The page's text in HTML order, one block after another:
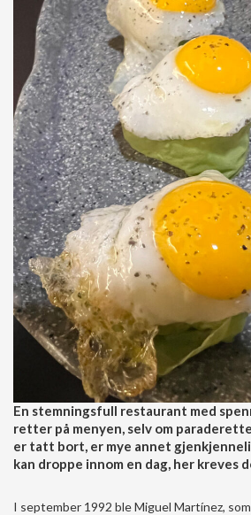
En stemningsfull restaurant med
retter på menyen, selv om
er tatt bort, er mye annet
kan droppe innom en dag, her kreves
I september 1992 ble Miguel Martínez,